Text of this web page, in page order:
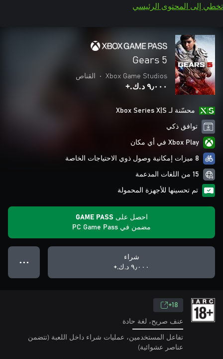
تخطي إلى المحتوى الرئيسي
Gears 5
Xbox Game Studios
• القناص
٩٫٠٠٠ د.ك.‏+
محسّنة لـ Xbox Series X|S
توافق ذكي
Xbox Play في أي مكان
8 ميزات إمكانية وصول ذوي الاحتياجات الخاصة
15 من اللغات المدعمة
تم تحسينها للأجهزة المحمولة
احصل على GAME PASS
مضمن في PC Game Pass
شراء
٩٫٠٠٠ د.ك.‏+
● ● ●
18+
عنف صريح، لغة حادة
تفاعل المستخدمين، عمليات شراء داخل اللعبة (تتضمن
عناصر عشوائية)